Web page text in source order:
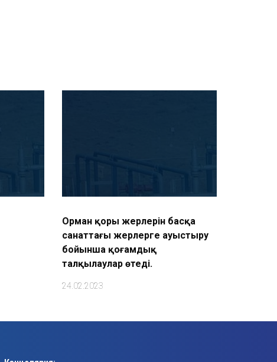
Орман қоры жерлерін басқа
санаттағы жерлерге ауыстыру
бойынша қоғамдық
талқылаулар өтеді.
24.02.2023